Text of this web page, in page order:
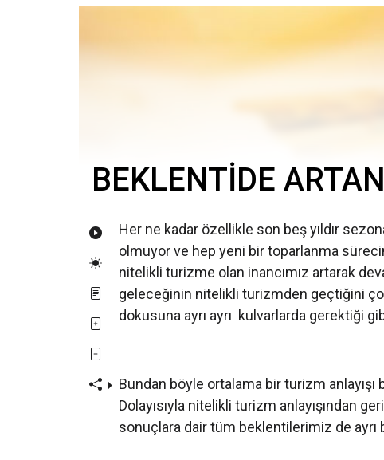
BEKLENTİDE
Her ne kadar özellikle son beş yıldır
olmuyor ve hep yeni bir toparlanma
nitelikli turizme olan inancımız artarak
geleceğinin nitelikli turizmden geçtiğini
dokusuna ayrı ayrı kulvarlarda gerektiği
Bundan böyle ortalama bir turizm
Dolayısıyla nitelikli turizm anlayışından
sonuçlara dair tüm beklentilerimiz de ayrı